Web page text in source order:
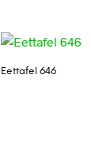
Eettafel 646